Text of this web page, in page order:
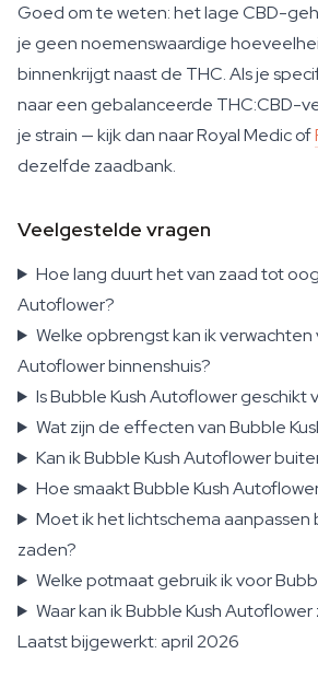
Goed om te weten: het lage CBD-
je geen noemenswaardige
binnenkrijgt naast de THC. Als je
naar een gebalanceerde THC:CBD-
je strain — kijk dan naar Royal Medic of
dezelfde zaadbank.
Veelgestelde vragen
Hoe lang duurt het van zaad tot
Autoflower?
Welke opbrengst kan ik verwachten
Autoflower binnenshuis?
Is Bubble Kush Autoflower geschikt
Wat zijn de effecten van Bubble
Kan ik Bubble Kush Autoflower
Hoe smaakt Bubble Kush
Moet ik het lichtschema aanpassen
zaden?
Welke potmaat gebruik ik voor
Waar kan ik Bubble Kush
Laatst bijgewerkt: april 2026